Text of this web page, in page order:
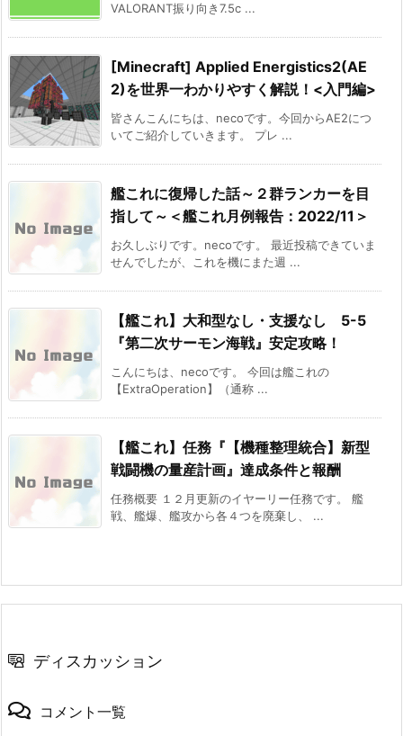
VALORANT振り向き7.5c ...
[Minecraft] Applied Energistics2(AE
2)を世界一わかりやすく解説！<入門編>
皆さんこんにちは、necoです。今回からAE2につ
いてご紹介していきます。 プレ ...
艦これに復帰した話～２群ランカーを目
指して～＜艦これ月例報告：2022/11＞
お久しぶりです。necoです。 最近投稿できていま
せんでしたが、これを機にまた週 ...
【艦これ】大和型なし・支援なし 5-5
『第二次サーモン海戦』安定攻略！
こんにちは、necoです。 今回は艦これの
【ExtraOperation】（通称 ...
【艦これ】任務『【機種整理統合】新型
戦闘機の量産計画』達成条件と報酬
任務概要 １２月更新のイヤーリー任務です。 艦
戦、艦爆、艦攻から各４つを廃棄し、 ...
ディスカッション
コメント一覧